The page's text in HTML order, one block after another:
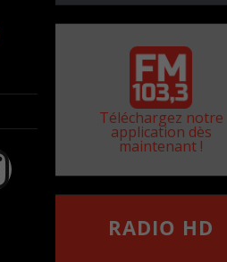
Téléchargez notre
application dès
maintenant !
RADIO HD